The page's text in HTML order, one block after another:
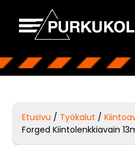
Etusivu / Työkalut /
Forged Kiintolenkkiavain